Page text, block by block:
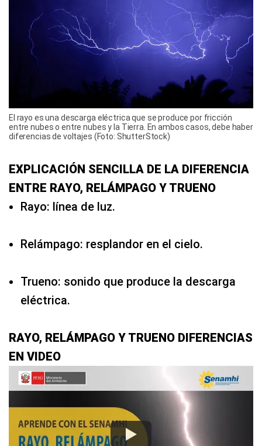
El rayo es una descarga eléctrica que se produce por fricción
entre nubes o entre nubes y la Tierra. En ambos casos, debe haber
diferencias de voltajes (Foto: ShutterStock)
EXPLICACIÓN SENCILLA DE LA DIFERENCIA
ENTRE RAYO, RELÁMPAGO Y TRUENO
Rayo: línea de luz.
Relámpago: resplandor en el cielo.
Trueno: sonido que produce la descarga
eléctrica.
RAYO, RELÁMPAGO Y TRUENO DIFERENCIAS
EN VIDEO